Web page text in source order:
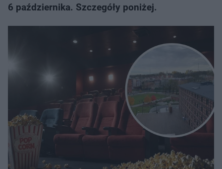
6 października. Szczegóły poniżej.